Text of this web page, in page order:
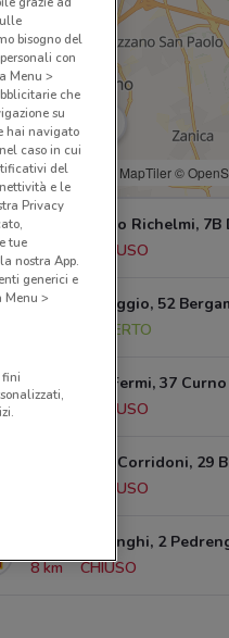
© MapTiler©
Via Agostino Richelmi,
2.5 km
CHIUSO
Via Xxiv Maggio, 52
APERTO
Via Enrico Fermi, 37 Curno
CHIUSO
Via Filippo Corridoni, 29
CHIUSO
Via Pino Longhi, 2
8 km
CHIUSO
bisogno del
con
Menu >
che
su
hai navigato
caso in cui
del
e le
Privacy
tue
nostra App.
generici e
Menu >
fini